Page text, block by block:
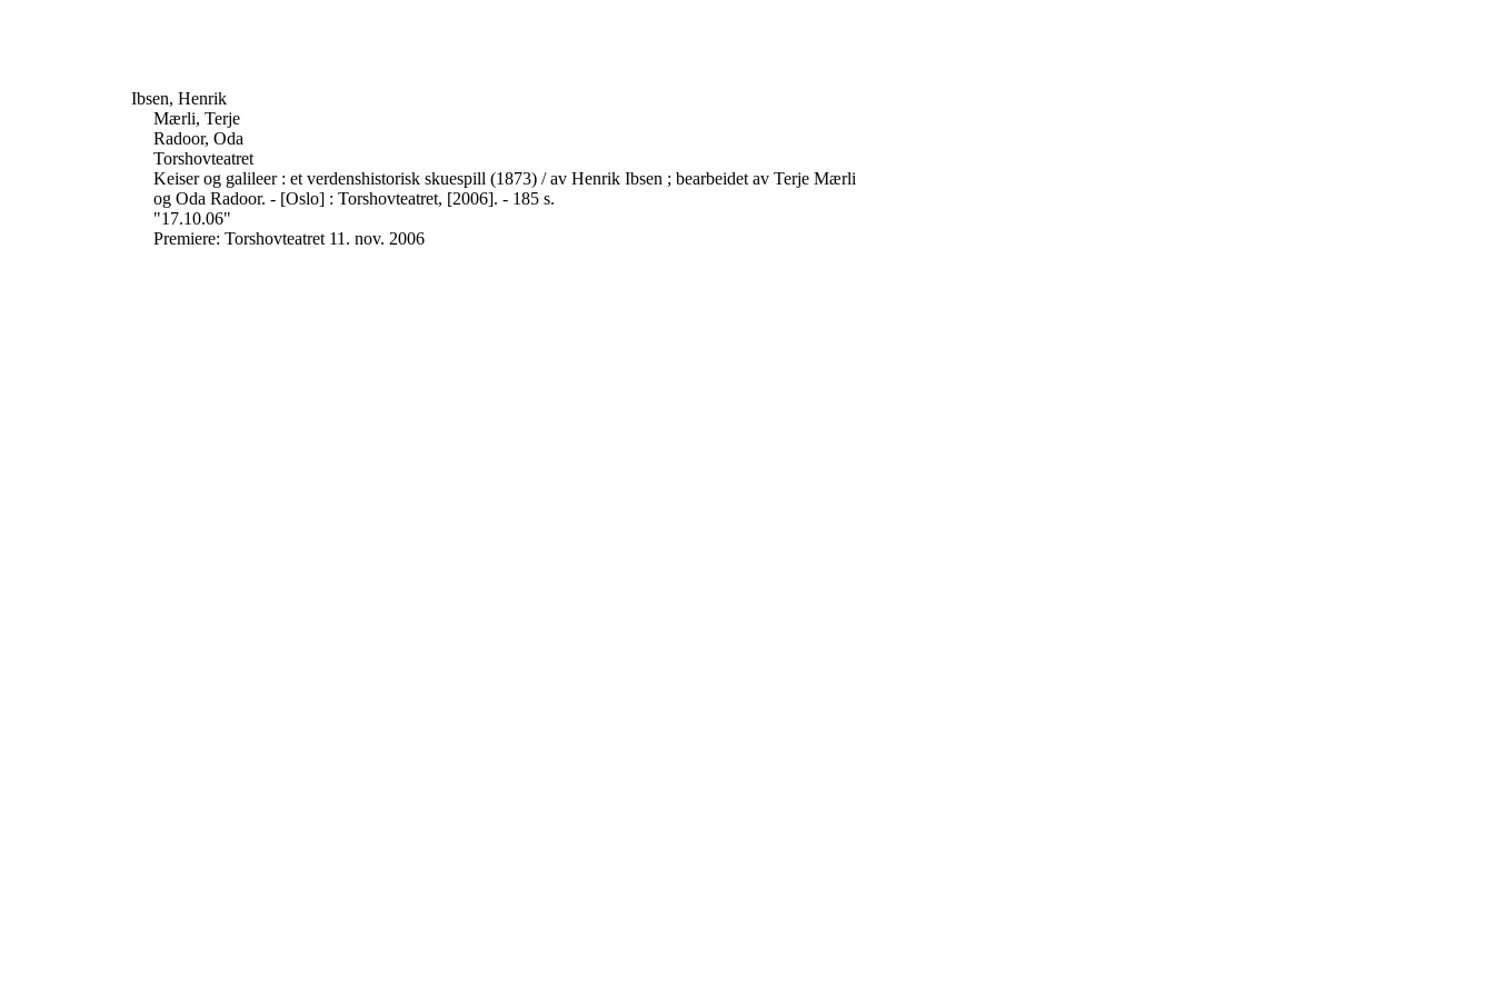
Ibsen, Henrik
Mærli, Terje
Radoor, Oda
Torshovteatret
Keiser og galileer : et verdenshistorisk skuespill (1873) / av Henrik Ibsen ; bearbeidet av Terje Mærli
og Oda Radoor. - [Oslo] : Torshovteatret, [2006]. - 185 s.
"17.10.06"
Premiere: Torshovteatret 11. nov. 2006